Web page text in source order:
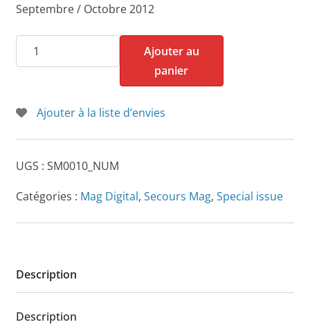
Septembre / Octobre 2012
quantité
de
n°10
Ajouter au
panier
Ajouter à la liste d’envies
UGS : SM0010_NUM
Catégories : Mag Digital, Secours Mag, Special issue
Description
Description